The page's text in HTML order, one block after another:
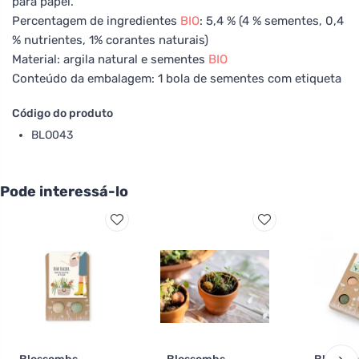
Percentagem de ingredientes BIO: 5,4 % (4 % sementes, 0,4
% nutrientes, 1% corantes naturais)
Material: argila natural e sementes BIO
Conteúdo da embalagem: 1 bola de sementes com etiqueta
Código do produto
BLO043
Pode interessá-lo